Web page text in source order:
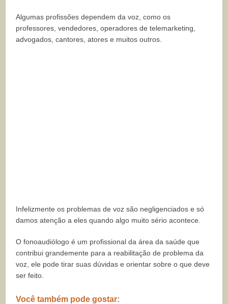
Algumas profissões dependem da voz, como os
professores, vendedores, operadores de telemarketing,
advogados, cantores, atores e muitos outros.
Infelizmente os problemas de voz são negligenciados e só
damos atenção a eles quando algo muito sério acontece.
O fonoaudiólogo é um profissional da área da saúde que
contribui grandemente para a reabilitação de problema da
voz, ele pode tirar suas dúvidas e orientar sobre o que deve
ser feito.
Você também pode gostar: